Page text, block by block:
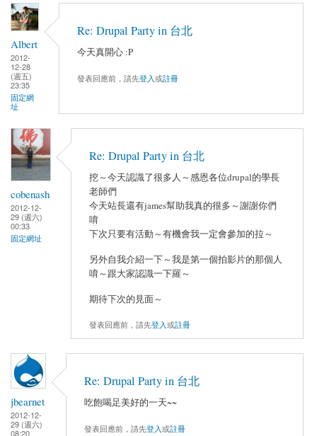
Albert
2012-
12-28
(週五)
23:35
固定網
址
Re: Drupal Party in 台北
今天真開心 :P
發表回應前，請先登入或註冊
cobenash
2012-12-
29 (週六)
00:33
固定網址
Re: Drupal Party in 台北
挖～今天認識了很多人～感恩各位drupal的學長
老師們
今天站長還有james幫助我真的很多～謝謝你們
唷
下次只要有活動～有機會我一定會參加的拉～
另外自我介紹一下～我是第一個拍影片的那個人
唷～跟大家認識一下羅～
期待下次的見面～
發表回應前，請先登入或註冊
jbearnet
2012-12-
29 (週六)
08:20
Re: Drupal Party in 台北
吃飽喝足美好的一天~~
發表回應前，請先登入或註冊